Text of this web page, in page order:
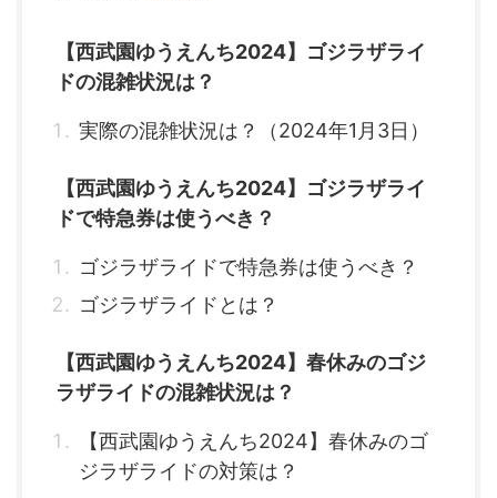
【西武園ゆうえんち2024】ゴジラザライ
ドの混雑状況は？
実際の混雑状況は？（2024年1月3日）
【西武園ゆうえんち2024】ゴジラザライ
ドで特急券は使うべき？
ゴジラザライドで特急券は使うべき？
ゴジラザライドとは？
【西武園ゆうえんち2024】春休みのゴジ
ラザライドの混雑状況は？
【西武園ゆうえんち2024】春休みのゴ
ジラザライドの対策は？